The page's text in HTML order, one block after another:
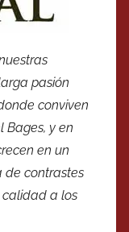
pasión
conviven
Bages, y en
en un
de contrastes
a los